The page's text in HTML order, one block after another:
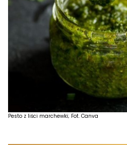
Pesto z liści marchewki; Fot. Canva